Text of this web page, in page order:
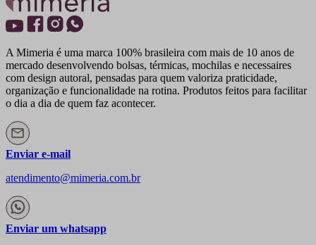
A Mimeria é uma marca 100% brasileira com mais de 10 anos de
mercado desenvolvendo bolsas, térmicas, mochilas e necessaires
com design autoral, pensadas para quem valoriza praticidade,
organização e funcionalidade na rotina. Produtos feitos para facilitar
o dia a dia de quem faz acontecer.
Enviar e-mail
atendimento@mimeria.com.br
Enviar um whatsapp